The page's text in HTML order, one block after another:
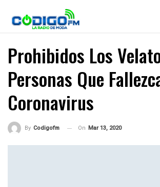
Prohibidos Los
Personas Que
Coronavirus
By Codigofm On Mar 13, 2020